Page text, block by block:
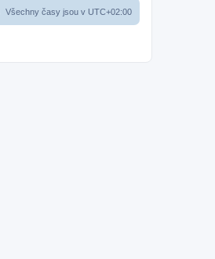
Všechny časy jsou v UTC+02:00